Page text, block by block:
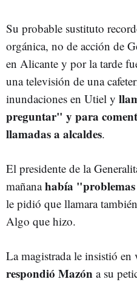
Su probable sustituto
orgánica, no de acción de
en Alicante y por la tarde
una televisión de una
inundaciones en Utiel y
preguntar" y para
llamadas a alcaldes.
El presidente de la
mañanahabía
le pidió que llamara
Algo que hizo.
La magistrada le insistió en
respondió Mazón a su